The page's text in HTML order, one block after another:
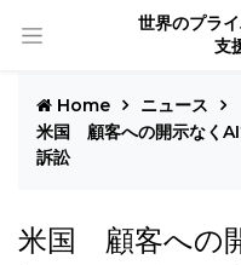
世界のプラ
支
Home
ニュース
米国 顧客への開示なくAI
訴訟
米国 顧客への